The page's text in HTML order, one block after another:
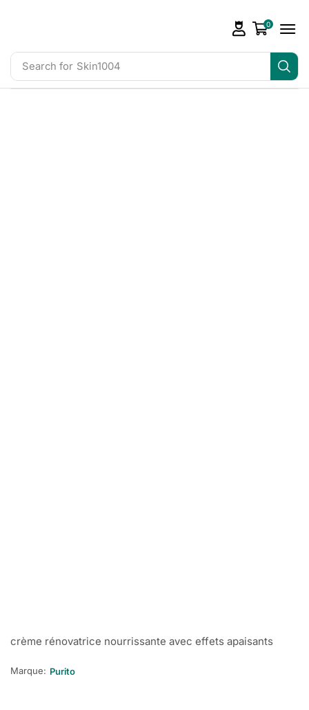
Search for Skin1004
0
crème rénovatrice nourrissante avec effets apaisants
Marque: Purito